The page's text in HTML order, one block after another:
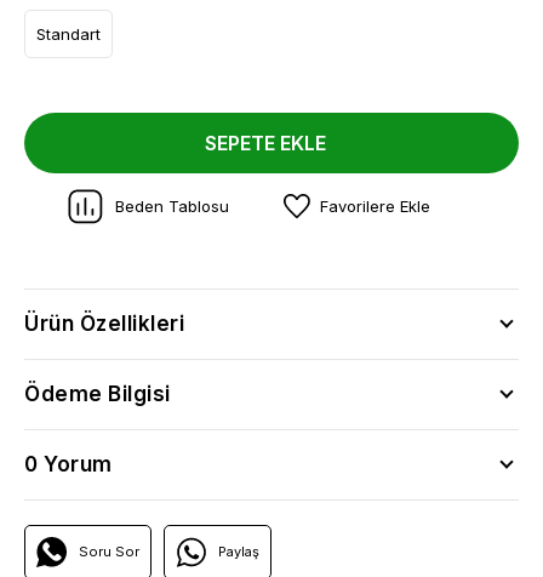
Standart
SEPETE EKLE
Beden Tablosu Favorilere Ekle
Ürün Özellikleri
Ödeme Bilgisi
0 Yorum
Soru Sor Paylaş